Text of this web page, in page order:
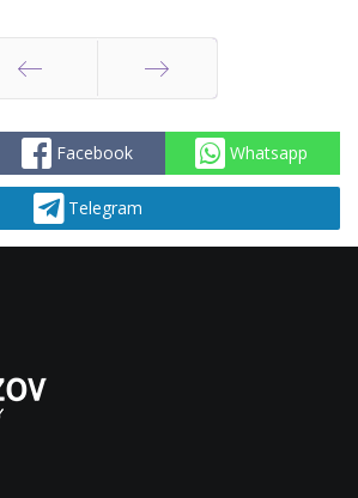
Артқа Алға
Facebook Whatsapp
Telegram